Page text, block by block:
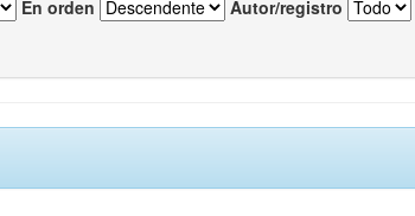
En orden Autor/registro